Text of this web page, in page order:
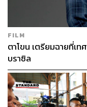
FILM
ตาโขน เตรียมฉายที่เ
บราซิล